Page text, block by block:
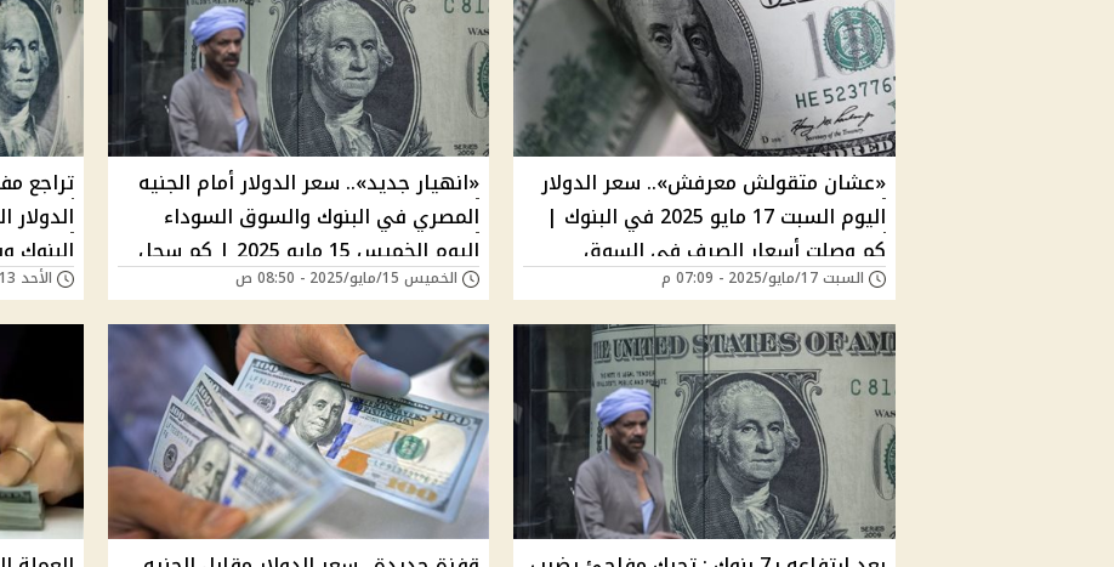
«عشان متقولش معرفش».. سعر الدولار
اليوم السبت 17 مايو 2025 في البنوك |
كم وصلت أسعار الصرف في السوق
السوداء الآن؟
السبت 17/مايو/2025 - 07:09 م
«انهيار جديد».. سعر الدولار أمام الجنيه
المصري في البنوك والسوق السوداء
اليوم الخميس 15 مايو 2025 | كم سجل
الدولار الجمركي؟
الخميس 15/مايو/2025 - 08:50 ص
تراجع
البنوك
تجاوزه 51 جنيهًا مصريًّا
الأحد 13/أبريل/2025 - 05:13 م